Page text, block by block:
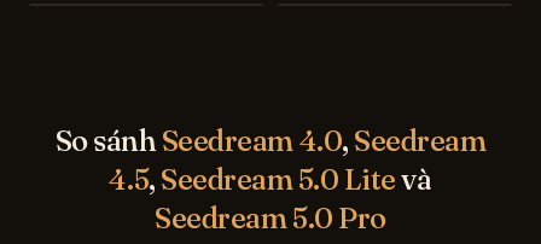
So sánh Seedream 4.0, Seedream
4.5, Seedream 5.0 Litevà
Seedream 5.0 Pro